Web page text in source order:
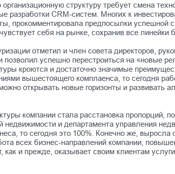
структуру требует смена
CRM-систем. Многих к
прокомментировала предпосылки
себя на рынке, сохранив все
отметил и член совета директоров,
успешно перестроиться на «новые
кроются и достаточно значимые
вышестоящего комплаенса, то сегодня
открывать новые горизонты и развивать
компании стала расстановка пропорций,
недвижимости и департамента управления
то сегодня это 100%. Конечно же, выросла
всех бизнес-направлений компании,
и прежде, оказывает своим клиентам